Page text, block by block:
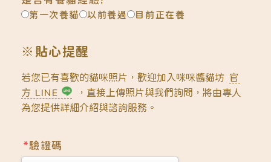
第一次養貓 以前養過 目前正在養
※貼心提醒
若您已有喜歡的貓咪照片，歡迎加入咪咪醬貓坊 官
方 LINE
，直接上傳照片與我們詢問，將由專人
為您提供詳細介紹與諮詢服務。
*驗證碼